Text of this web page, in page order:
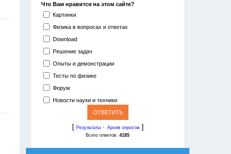
Что Вам нравится на этом сайте?
Картинки
Физика в вопросах и ответах
Download
Решение задач
Опыты и демонстрации
Тесты по физике
Форум
Новости науки и техники
[ Результаты· Архив опросов]
Всего ответов:4185